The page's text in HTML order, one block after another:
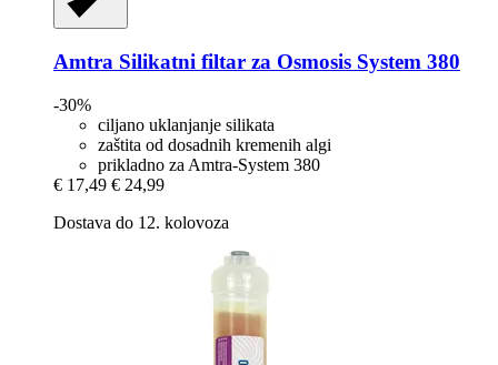
Amtra Silikatni filtar za Osmosis System 380
-30%
ciljano uklanjanje silikata
zaštita od dosadnih kremenih algi
prikladno za Amtra-System 380
€ 17,49 € 24,99
Dostava do 12. kolovoza